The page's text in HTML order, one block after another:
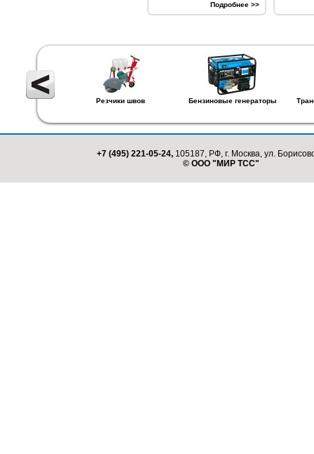
Подробнее >>
Резчики швов Бензиновые генераторы
+7 (495) 221-05-24, 105187, РФ, г. Москва, ул.
© ООО "МИР ТСС"